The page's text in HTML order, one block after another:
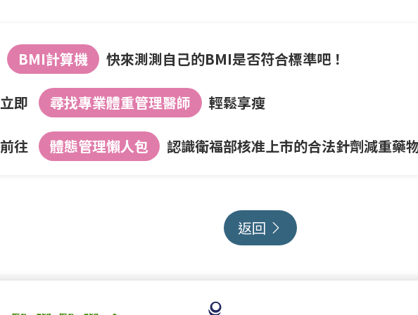
BMI計算機 快來測測自己的BMI是否符合標準吧！
立即 尋找專業體重管理醫師 輕鬆享瘦
前往 體態管理懶人包 認識衛福部核准上市的合法針劑減重藥
返回